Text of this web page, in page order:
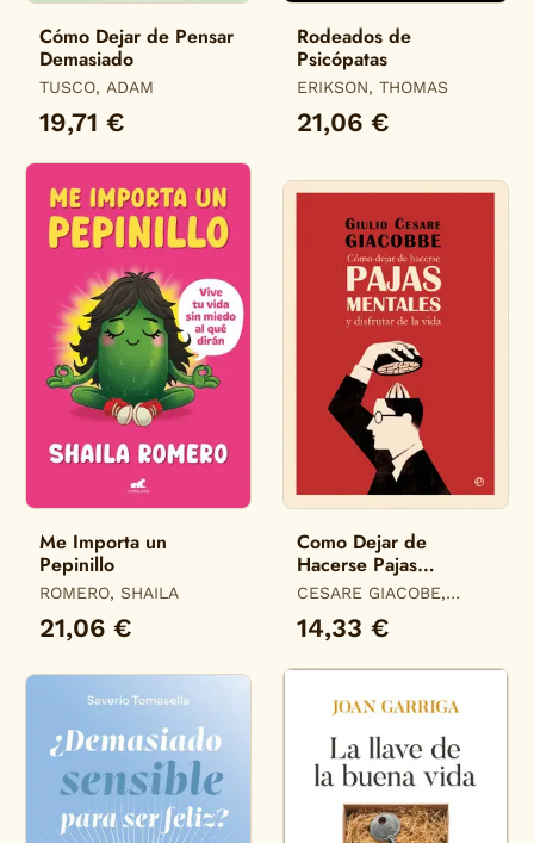
Cómo Dejar de Pensar
Demasiado
TUSCO, ADAM
19,71 €
Rodeados de
Psicópatas
ERIKSON, THOMAS
21,06 €
Me Importa un
Pepinillo
ROMERO, SHAILA
21,06 €
Como Dejar de
Hacerse Pajas
Mentales
CESARE GIACOBE,
14,33 €